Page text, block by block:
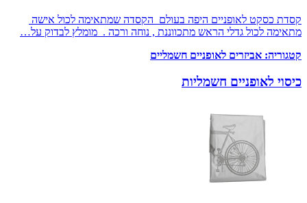
קסדת כסקט לאופניים היפה בעולם הקסדה שמתאימה לכול אישה
מתאימה לכול גדלי הראש מתכווננת , נוחה ורכה . מומלץ לבדוק על…
קטגוריה: אביזרים לאופניים חשמליים
כיסוי לאופניים חשמליות